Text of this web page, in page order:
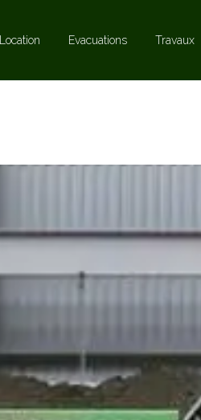
Location Evacuations Travaux